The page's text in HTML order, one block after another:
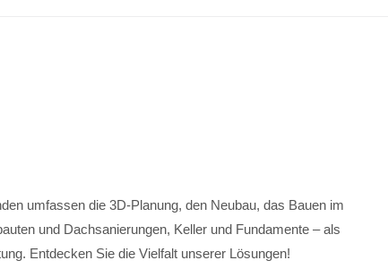
umfassen die 3D-Planung, den Neubau, das Bauen im
und Dachsanierungen, Keller und Fundamente – als
Entdecken Sie die Vielfalt unserer Lösungen!